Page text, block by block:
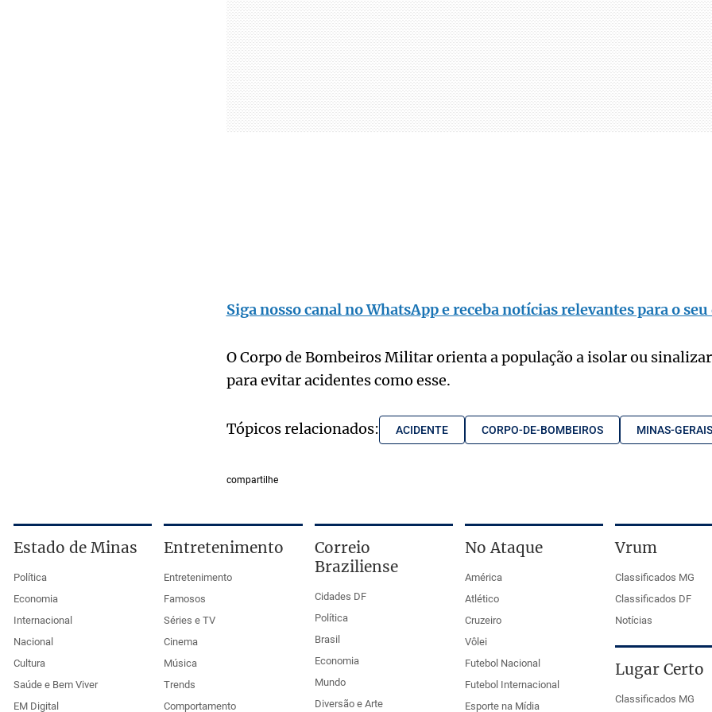
Siga nosso canal no WhatsApp e receba notícias relevantes para o seu
O Corpo de Bombeiros Militar orienta a população a isolar ou
para evitar acidentes como esse.
Tópicos relacionados: ACIDENTE CORPO-DE-BOMBEIROS MINAS-GERAIS
compartilhe
Estado de Minas
Política
Economia
Internacional
Nacional
Cultura
Saúde e Bem Viver
EM Digital
Entretenimento
Entretenimento
Famosos
Séries e TV
Cinema
Música
Trends
Comportamento
Correio
Braziliense
Cidades DF
Política
Brasil
Economia
Mundo
Diversão e Arte
No Ataque
América
Atlético
Cruzeiro
Vôlei
Futebol Nacional
Futebol Internacional
Esporte na Mídia
Vrum
Classificados MG
Classificados DF
Notícias
Lugar Certo
Classificados MG